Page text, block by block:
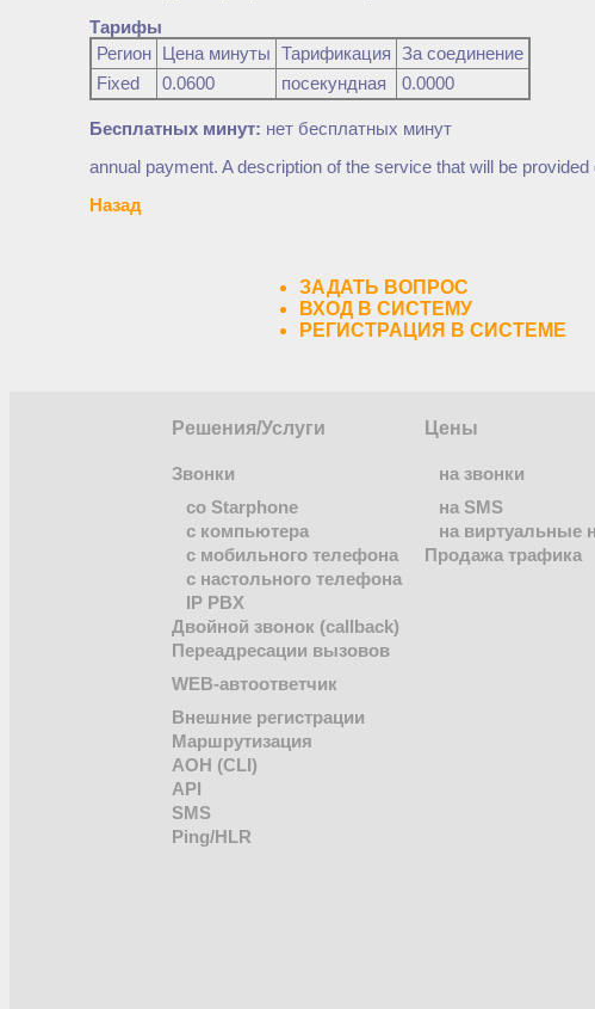
Тарифы
Регион
Цена минуты Тарификация
За соединение
Fixed
0.0600 посекундная 0.0000
Бесплатных минут: нет бесплатных минут
annual payment. A description of the service that will be
Назад
ЗАДАТЬ ВОПРОС
ВХОД В СИСТЕМУ
РЕГИСТРАЦИЯ В СИСТЕМЕ
Решения/Услуги Цены
Звонки на звонки
co Starphone
на SMS
с компьютера
на виртуальные
с мобильного телефона
Продажа трафика
с настольного телефона
IP PBX
Двойной звонок (callback)
Переадресации вызовов
WEB-автоответчик
Внешние регистрации
Маршрутизация
АОН (CLI)
API
SMS
Ping/HLR